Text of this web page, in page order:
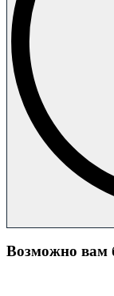
Возможно вам